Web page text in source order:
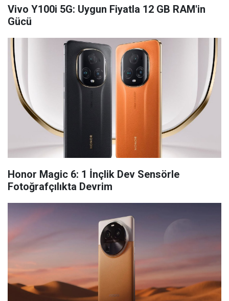
Vivo Y100i 5G: Uygun Fiyatla 12 GB RAM'in
Gücü
Honor Magic 6: 1 İnçlik Dev Sensörle
Fotoğrafçılıkta Devrim